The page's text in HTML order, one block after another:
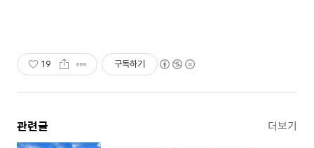
19 구독하기
관련글 더보기